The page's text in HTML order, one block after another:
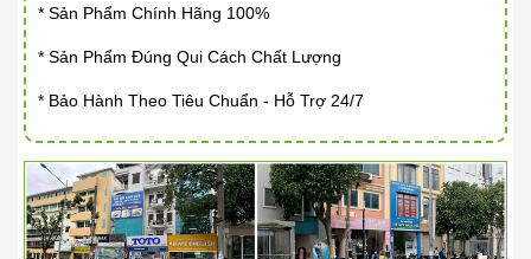
* Sản Phẩm Chính Hãng 100%
* Sản Phẩm Đúng Qui Cách Chất Lượng
* Bảo Hành Theo Tiêu Chuẩn - Hỗ Trợ 24/7